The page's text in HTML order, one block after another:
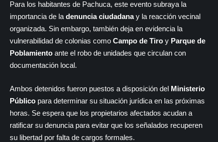
Para los habitantes de Pachuca, este evento subraya la
importancia de ladenuncia ciudadanay la reacción vecinal
organizada. Sin embargo, también deja en evidencia la
vulnerabilidad de colonias como Campo de Tiro y Parque de
Poblamiento ante el robo de unidades que circulan con
documentación local.
Ambos detenidos fueron puestos a disposición del Ministerio
Público para determinar su situación jurídica en las próximas
horas. Se espera que los propietarios afectados acudan a
ratificar su denuncia para evitar que los señalados recuperen
su libertad por falta de cargos formales.